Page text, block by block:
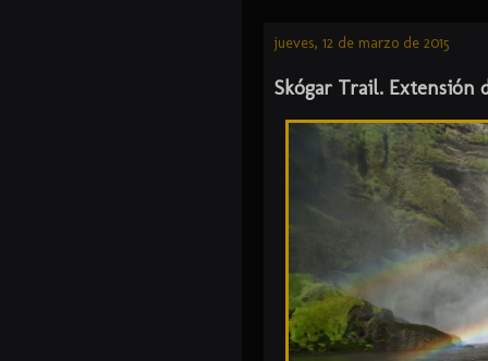
jueves, 12 de marzo de 2015
Skógar Trail. Extensión